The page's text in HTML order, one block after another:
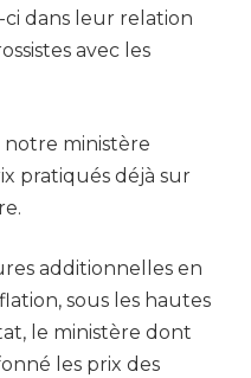
dans leur relation
avec les
notre ministère
pratiqués déjà sur
additionnelles en
sous les hautes
le ministère dont
les prix des